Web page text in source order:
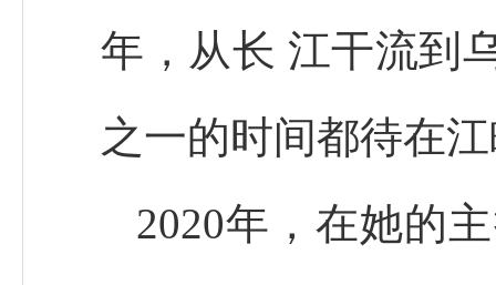
年，从长 江干流到
之一的时间都待在
2020年，在她的